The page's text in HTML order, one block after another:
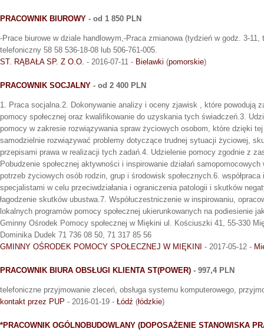
PRACOWNIK BIUROWY - od 1 850 PLN
-Prace biurowe w dziale handlowym,-Praca zmianowa (tydzień w godz. 3-
telefoniczny 58 58 536-18-08 lub 506-761-005.
ST. RĄBAŁA SP. Z O.O. - 2016-07-11 - Bielawki (pomorskie)
PRACOWNIK SOCJALNY - od 2 400 PLN
1. Praca socjalna.2. Dokonywanie analizy i oceny zjawisk , które powodują
pomocy społecznej oraz kwalifikowanie do uzyskania tych świadczeń.3.
pomocy w zakresie rozwiązywania spraw życiowych osobom, które dzięki
samodzielnie rozwiązywać problemy dotyczące trudnej sytuacji życiowej,
przepisami prawa w realizacji tych zadań.4. Udzielenie pomocy zgodnie z
Pobudzenie społecznej aktywności i inspirowanie działań
potrzeb życiowych osób rodzin, grup i środowisk społecznych.6. współpraca
specjalistami w celu przeciwdziałania i ograniczenia patologii i skutków
łagodzenie skutków ubustwa.7. Współuczestniczenie w inspirowaniu,
lokalnych programów pomocy społecznej ukierunkowanych na podiesienie
Gminny Ośrodek Pomocy społecznej w Miękini ul. Kościuszki 41, 55-330
Dominika Dudek 71 736 08 50, 71 317 85 56
GMINNY OŚRODEK POMOCY SPOŁECZNEJ W MIĘKINI - 2017-05-12 -
PRACOWNIK BIURA OBSŁUGI KLIENTA ST(POWER) - 997,4 PLN
telefoniczne przyjmowanie zleceń, obsługa systemu komputerowego,
kontakt przez PUP - 2016-01-19 - Łódź (łódzkie)
*PRACOWNIK OGÓLNOBUDOWLANY (DOPOSAŻENIE STANOWISKA